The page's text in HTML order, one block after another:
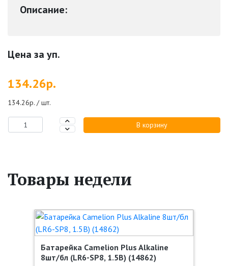
Описание:
Цена за уп.
134.26р.
134.26р. / шт.
В корзину
Товары недели
Батарейка Camelion Plus Alkaline
8шт/бл (LR6-SP8, 1.5В) (14862)